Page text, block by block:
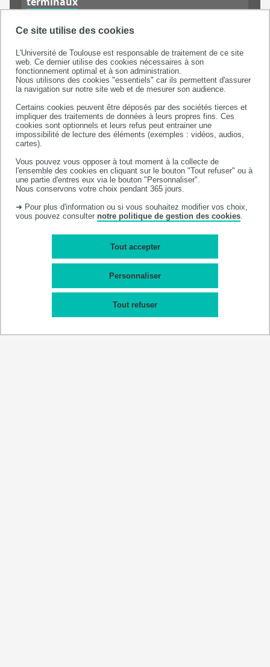
Ce site utilise des cookies
L'Université de Toulouse est responsable de traitement de ce site
web. Ce dernier utilise des cookies nécessaires à son
fonctionnement optimal et à son administration.
Nous utilisons des cookies "essentiels" car ils permettent d'assurer
la navigation sur notre site web et de mesurer son audience.
Certains cookies peuvent être déposés par des sociétés tierces et
impliquer des traitements de données à leurs propres fins. Ces
cookies sont optionnels et leurs refus peut entrainer une
impossibilité de lecture des éléments (exemples : vidéos, audios,
cartes).
Vous pouvez vous opposer à tout moment à la collecte de
l'ensemble des cookies en cliquant sur le bouton "Tout refuser" ou à
une partie d'entres eux via le bouton "Personnaliser".
Nous conservons votre choix pendant 365 jours.
➜ Pour plus d'information ou si vous souhaitez modifier vos choix,
vous pouvez consulter notre politique de gestion des cookies
Tout accepter
Tout refuser
Personnaliser
Attention :
secours pour les étudiants de 2e année et 3e
année. Il vous appartient de pouvoir être
présent en cas de modification du planning.
-vendredi 19 décembre 2025 : créneaux de
secours pour les étudiants de 2e/3e/4e/5e/6e
année. Il vous appartient de pouvoir être
présent en cas de modification du planning.
2ND SEMESTRE - SESSION 1
Planning examens 2nd semestre
Contrôles continus : semaine du lundi 15 au
vendredi 19 juin 2026.Planning détaillé(mis à
jour au fur et à mesure de l'obtention de